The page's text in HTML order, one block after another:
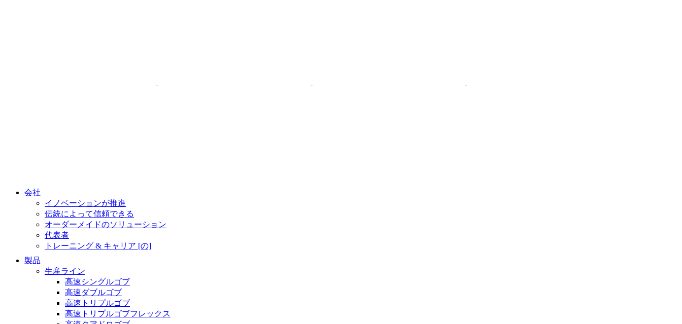
会社
イノベーションが推進
伝統によって信頼できる
オーダーメイドのソリューション
代表者
トレーニング & キャリア [の]
製品
生産ライン
高速シングルゴブ
高速ダブルゴブ
高速トリプルゴブ
高速トリプルゴブフレックス